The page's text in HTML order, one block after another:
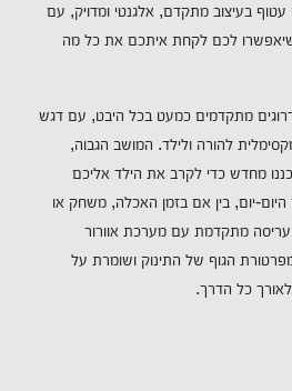
עטוף בעיצוב מתקדם, אלגנטי ומדויק, עם
לכם לקחת איתכם את כל מה
איתה שדרוגים מתקדמים כמעט בכל היבט, עם דגש
להורה ולילד. המושב הגבוה,
מחדש כדי לקרב את הילד אליכם
יום, בין אם בזמן האכלה, משחק או
מתקדמת עם מערכת אוורור
הגוף של התינוק ושומרת על
כל הדרך.